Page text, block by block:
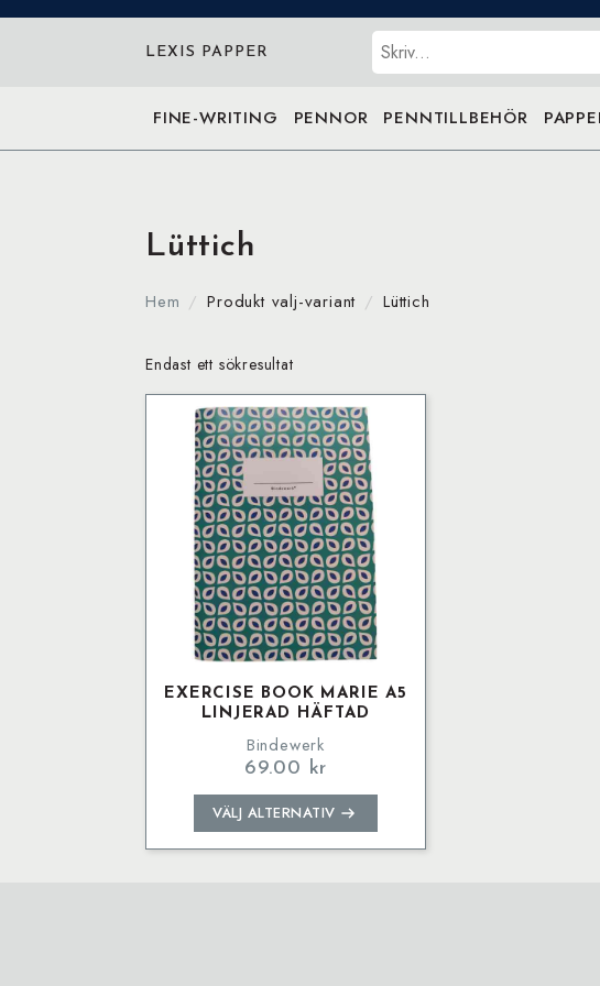
LEXIS PAPPER Sök
FINE-WRITING PENNOR PENNTILLBEHÖR
Lüttich
Hem Produkt valj-variant Lüttich
Endast ett sökresultat
EXERCISE BOOK MARIE A5
LINJERAD HÄFTAD
Bindewerk
69.00 kr
VÄLJ ALTERNATIV
Den
här
produkten